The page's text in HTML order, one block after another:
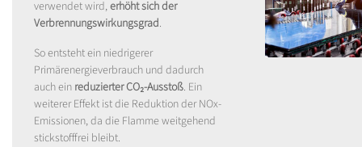
verwendet wird,erhöht sich der
Verbrennungswirkungsgrad.
So entsteht ein niedrigerer
Primärenergieverbrauch und dadurch
auch ein reduzierter CO₂-Ausstoß. Ein
weiterer Effekt ist die Reduktion der NOx-
Emissionen, da die Flamme weitgehend
stickstofffrei bleibt.